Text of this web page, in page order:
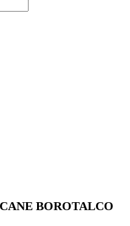
BOROTALCO